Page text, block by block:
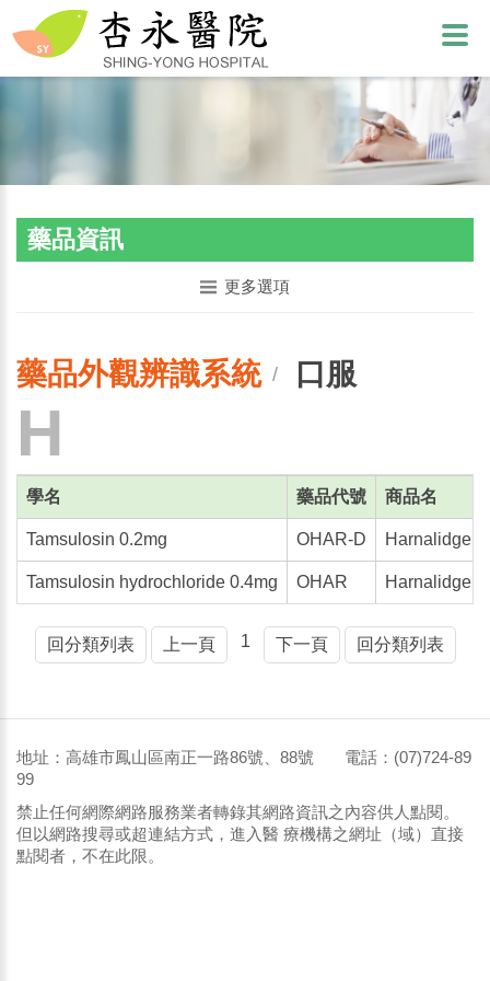
藥品資訊
更多選項
藥品外觀辨識系統/ 口服
H
學名 藥品代號 商品名
Tamsulosin 0.2mg OHAR-D Harnalidge
Tamsulosin hydrochloride 0.4mg OHAR Harnalidge
回分類列表 上一頁 1 下一頁 回分類列表
地址：高雄市鳳山區南正一路86號、88號 電話：(07)724-89
99
禁止任何網際網路服務業者轉錄其網路資訊之內容供人點閱。
但以網路搜尋或超連結方式，進入醫 療機構之網址（域）直接
點閱者，不在此限。